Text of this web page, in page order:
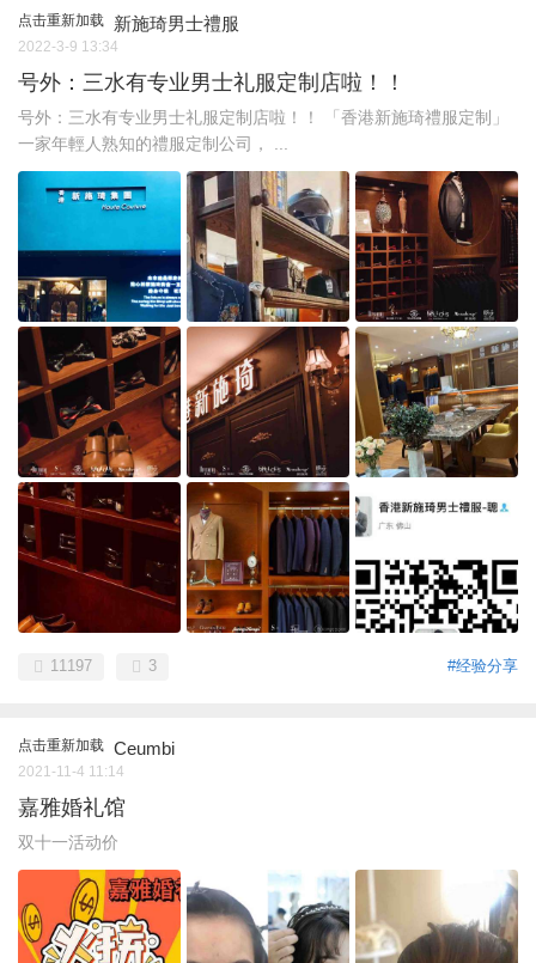
点击重新加载 新施琦男士禮服
2022-3-9 13:34
号外：三水有专业男士礼服定制店啦！！
号外：三水有专业男士礼服定制店啦！！ 「香港新施琦禮服定制」
一家年輕人熟知的禮服定制公司， ...
#经验分享
11197 3
点击重新加载 Ceumbi
2021-11-4 11:14
嘉雅婚礼馆
双十一活动价